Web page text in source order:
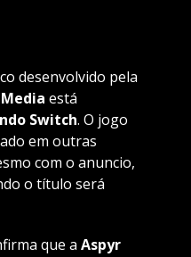
desenvolvido pela
está
Switch. O jogo
em outras
com o anuncio,
o título será
que a Aspyr